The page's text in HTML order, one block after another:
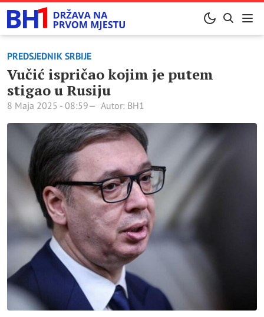
PREDSJEDNIK SRBIJE
Vučić ispričao kojim je putem
stigao u Rusiju
8 Maja 2025 - 08:59 Autor: BH1